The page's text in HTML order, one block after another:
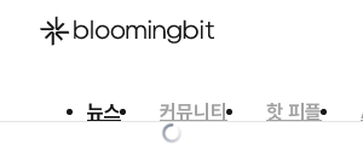
뉴스 커뮤니티 핫 피플